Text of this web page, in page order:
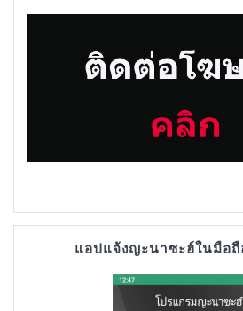
แอปแจ้งญะนาซะฮ์ในมือ